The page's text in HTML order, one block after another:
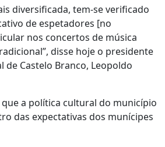
diversificada, tem-se verificado
de espetadores [no
nos concertos de música
disse hoje o presidente
de Castelo Branco, Leopoldo
a política cultural do município
das expectativas dos munícipes